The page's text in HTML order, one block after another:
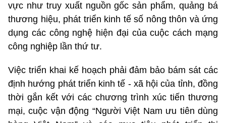
vực như truy xuất nguồn gốc sản phẩm, quảng bá
thương hiệu, phát triển kinh tế số nông thôn và ứng
dụng các công nghệ hiện đại của cuộc cách mạng
công nghiệp lần thứ tư.
Việc triển khai kế hoạch phải đảm bảo bám sát các
định hướng phát triển kinh tế - xã hội của tỉnh, đồng
thời gắn kết với các chương trình xúc tiến thương
mại, cuộc vận động “Người Việt Nam ưu tiên dùng